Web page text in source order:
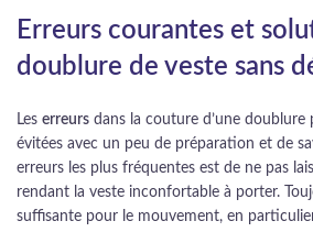
Erreurs courantes et
doublure de veste sans
Les erreurs dans la couture d’une
évitées avec un peu de préparation et de
erreurs les plus fréquentes est de ne pas
rendant la veste inconfortable à porter.
suffisante pour le mouvement, en